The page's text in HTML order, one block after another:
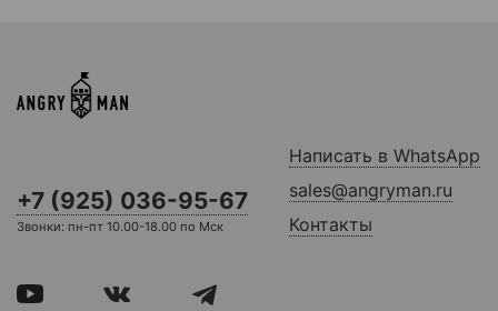
+7 (925) 036-95-67
Звонки: пн-пт 10.00-18.00 по Мск
Написать в WhatsApp
sales@angryman.ru
Контакты